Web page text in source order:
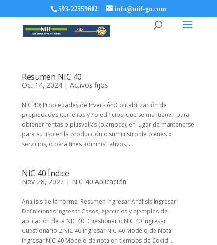
593-22559602 info@niif-go.com
Resumen NIC 40
Oct 14, 2024| Activos fijos
NIC 40; Propiedades de Inversión:Contabilización de
propiedades (terrenos y / o edificios) que se mantienen para
obtener rentas o plusvalías (o ambas), en lugar de mantenerse
para su uso en la producción o suministro de bienes o
servicios, o para fines administrativos...
NIC 40 Índice
Nov 28, 2022| NIC 40 Aplicación
Análisis de la norma: Resumen Ingresar Análisis Ingresar
Definiciones Ingresar Casos, ejercicios y ejemplos de
aplicación de la NIC 40: Cuestionario NIC 40 Ingresar
Cuestionario 2 NIC 40 Ingresar NIC 40 Modelo de Nota
Ingresar NIC 40 Modelo de nota en tiempos de Covid...